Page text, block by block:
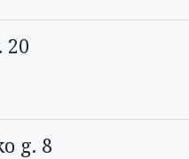
20
g. 8